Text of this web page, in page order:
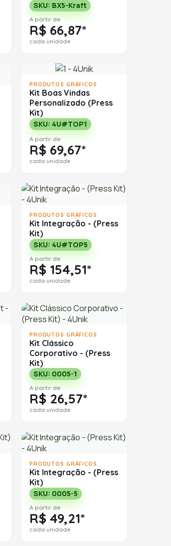
SKU: BX5-Kraft
A partir de
R$ 66,87*
cada unidade
PRODUTOS GRÁFICOS
Kit Boas Vindas
Personalizado (Press
Kit)
SKU: 4U#TOP1
A partir de
R$ 69,67*
cada unidade
PRODUTOS GRÁFICOS
Kit Integração - (Press
Kit)
SKU: 4U#TOP5
A partir de
R$ 154,51*
cada unidade
PRODUTOS GRÁFICOS
Kit Clássico
Corporativo - (Press
Kit)
SKU: 0005-1
A partir de
R$ 26,57*
cada unidade
PRODUTOS GRÁFICOS
Kit Integração - (Press
Kit)
SKU: 0005-5
A partir de
R$ 49,21*
cada unidade